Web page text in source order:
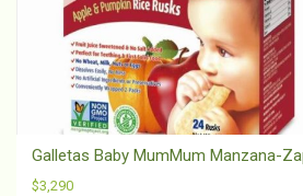
Galletas Baby MumMum Manzana-
$3,290